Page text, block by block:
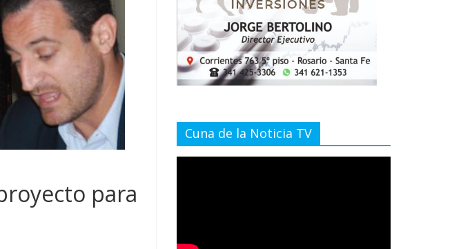
para
Cuna de la Noticia TV